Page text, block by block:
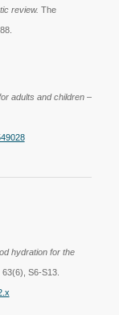
review. The
adults and children –
hydration for the
S6-S13.